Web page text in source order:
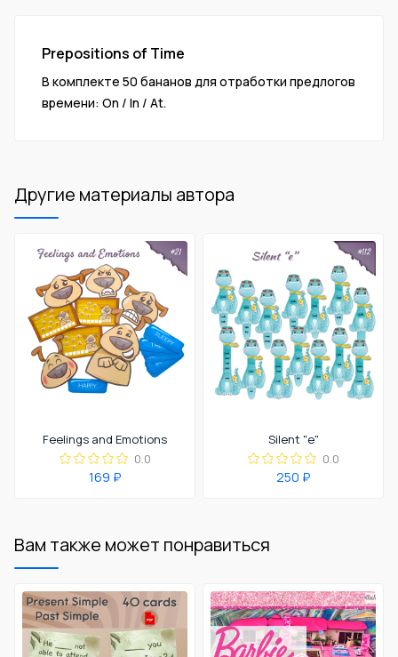
Prepositions of Time
В комплекте 50 бананов для отработки предлогов
времени: On / In / At.
Другие материалы автора
Feelings and Emotions
0.0
169 ₽
Silent "e"
0.0
250 ₽
Вам также может понравиться